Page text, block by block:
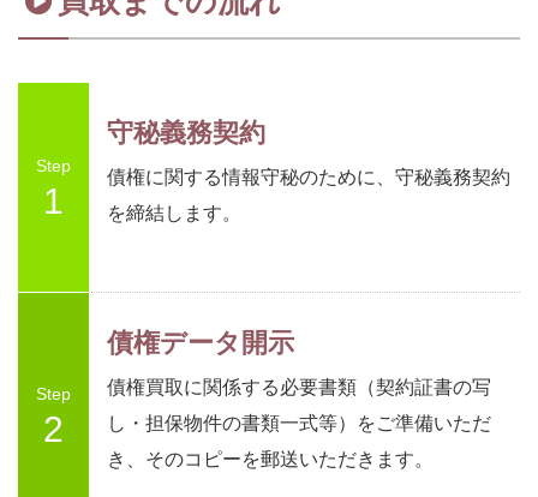
Step
1
守秘義務契約
債権に関する情報守秘のために、守秘義務契約
を締結します。
Step
2
債権データ開示
債権買取に関係する必要書類（契約証書の写
し・担保物件の書類一式等）をご準備いただ
き、そのコピーを郵送いただきます。